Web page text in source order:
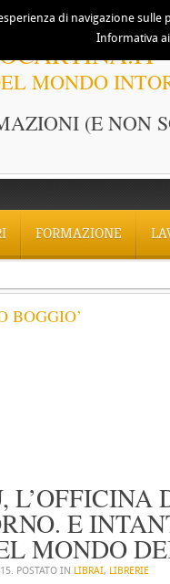
MONDO
(E NON
FORMAZIONE
BOGGIO’
E
MONDO
. POSTATO IN LIBRAI, LIBRERIE
di navigazione
Informativa ai